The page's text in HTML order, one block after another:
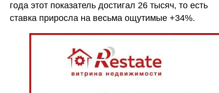
года этот показатель достигал 26 тысяч, то есть
ставка приросла на весьма ощутимые +34%.